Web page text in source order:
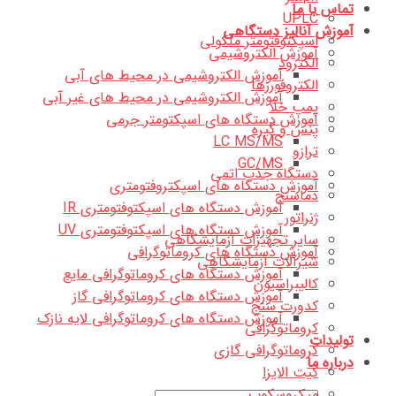
تماس با ما
آموزش آنالیز دستگاهی
آموزش الکتروشیمی
آموزش الکتروشیمی در محیط های آبی
آموزش الکتروشیمی در محیط های غیر آبی
آموزش دستگاه های اسپکتومتر جرمی
LC MS/MS
GC/MS
آموزش دستگاه های اسپکتروفتومتری
آموزش دستگاه های اسپکتوفتومتری IR
آموزش دستگاه های اسپکتوفتومتری UV
آموزش دستگاه های کروماتوگرافی
آموزش دستگاه های کروماتوگرافی مایع
آموزش دستگاه های کروماتوگرافی گاز
آموزش دستگاه های کروماتوگرافی لایه نازک
تولیدات
درباره ما
UPLC
اسپکتوفتومتر ملکولی
الکترود
الکتروفورزها
پمپ خلا
پنس و گیره
ترازو
دستگاه جذب اتمی
دماسنج
ژنراتور
سایر تجهیزات آزمایشگاهی
شیرآلات آزمایشگاهی
کالیبراسیون
کدورت سنج
کروماتوگرافی
کروماتوگرافی گازی
کیت الایزا